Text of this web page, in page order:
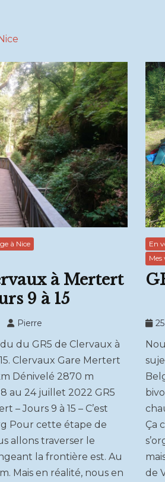
à Nice
à Mertert
9 à 15
Pierre
du GR5 de Clervaux à
Clervaux Gare Mertert
Dénivelé 2870 m
au 24 juillet 2022 GR5
– Jours 9 à 15 – C’est
Pour cette étape de
allons traverser le
la frontière est. Au
Mais en réalité, nous en
En
Mes
Ça
de